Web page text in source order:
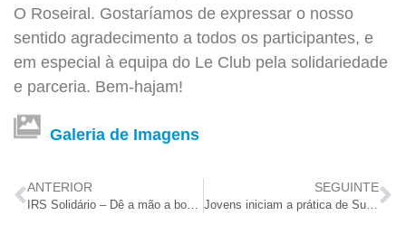
O Roseiral. Gostaríamos de expressar o nosso
sentido agradecimento a todos os participantes, e
em especial à equipa do Le Club pela solidariedade
e parceria. Bem-hajam!
Galeria de Imagens
ANTERIOR
IRS Solidário – Dê a mão a boas causas!
SEGUINTE
Jovens iniciam a prática de Surf graças a protocolo